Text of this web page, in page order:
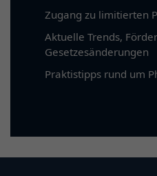
Zugang zu limitierten
Aktuelle Trends,
Gesetzesänderungen
Praktistipps rund um